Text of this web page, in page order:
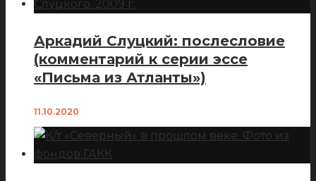
Аркадий Слуцкий: послесловие
(комментарий к серии эссе
«Письма из Атланты»)
11.10.2020